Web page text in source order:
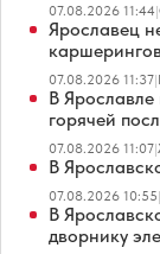
07.08.2026 11:44|
Ярославец
07.08.2026 11:37|
В
горячей
07.08.2026 11:07|
В
07.08.2026 10:55|
В
дворнику